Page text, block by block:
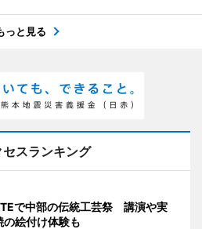
っと見る
セスランキング
で中部の伝統工芸祭 講演や実
の絵付け体験も